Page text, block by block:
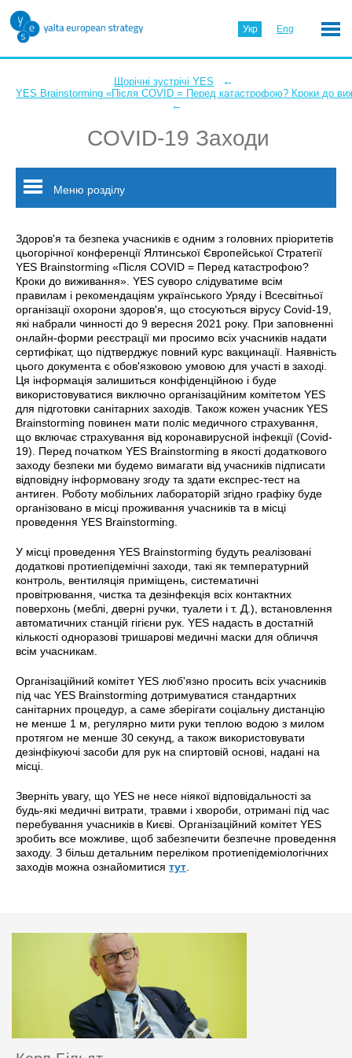
Укр Eng
Щорічні зустрічі YES ←
YES Brainstorming «Після COVID = Перед катастрофою? Кроки до
←
COVID-19 Заходи
Меню розділу
Здоров'я та безпека учасників є одним з головних пріоритетів
цьогорічної конференції Ялтинської Європейської Стратегії
YES Brainstorming «Після COVID = Перед катастрофою?
Кроки до виживання». YES суворо слідуватиме всім
правилам і рекомендаціям українського Уряду і Всесвітньої
організації охорони здоров'я, що стосуються вірусу Covid-19,
які набрали чинності до 9 вересня 2021 року. При заповненні
онлайн-форми реєстрації ми просимо всіх учасників надати
сертифікат, що підтверджує повний курс вакцинації. Наявність
цього документа є обов'язковою умовою для участі в заході.
Ця інформація залишиться конфіденційною і буде
використовуватися виключно організаційним комітетом YES
для підготовки санітарних заходів. Також кожен учасник YES
Brainstorming повинен мати поліс медичного страхування,
що включає страхування від коронавирусной інфекції (Covid-
19). Перед початком YES Brainstorming в якості додаткового
заходу безпеки ми будемо вимагати від учасників підписати
відповідну інформовану згоду та здати експрес-тест на
антиген. Роботу мобільних лабораторій згідно графіку буде
організовано в місці проживання учасників та в місці
проведення YES Brainstorming.
У місці проведення YES Brainstorming будуть реалізовані
додаткові протиепідемічні заходи, такі як температурний
контроль, вентиляція приміщень, систематичні
провітрювання, чистка та дезінфекція всіх контактних
поверхонь (меблі, дверні ручки, туалети і т. Д.), встановлення
автоматичних станцій гігієни рук. YES надасть в достатній
кількості одноразові тришарові медичні маски для обличчя
всім учасникам.
Організаційний комітет YES люб'язно просить всіх учасників
під час YES Brainstorming дотримуватися стандартних
санітарних процедур, а саме зберігати соціальну дистанцію
не менше 1 м, регулярно мити руки теплою водою з милом
протягом не менше 30 секунд, а також використовувати
дезінфікуючі засоби для рук на спиртовій основі, надані на
місці.
Зверніть увагу, що YES не несе ніякої відповідальності за
будь-які медичні витрати, травми і хвороби, отримані під час
перебування учасників в Києві. Організаційний комітет YES
зробить все можливе, щоб забезпечити безпечне проведення
заходу. З більш детальним переліком протиепідеміологічних
заходів можна ознайомитися тут